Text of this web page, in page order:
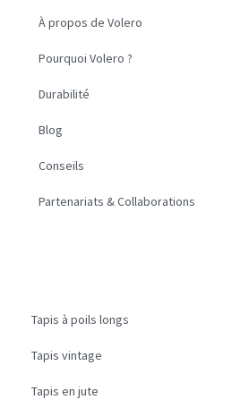
À propos de Volero
Pourquoi Volero ?
Durabilité
Blog
Conseils
Partenariats & Collaborations
Tapis à poils longs
Tapis vintage
Tapis en jute